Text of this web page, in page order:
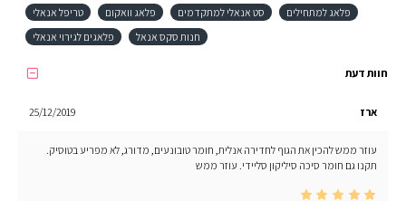
פלאג למתחילים
סט אנאלי למתקדמים פלאג וואקום
טריפל אנאלי
חנות סקס אנאל
פלאגים לגירוי אנאלי
חוות דעת
ארז 25/12/2019
עוזר ממש להכין את הגוף לחדירה אנלית, חומר טובונעים, מדורג, לא מפריע בטוסיק.
תקנו גם חומר סיכה סיליקון סליידי. עוזר ממש